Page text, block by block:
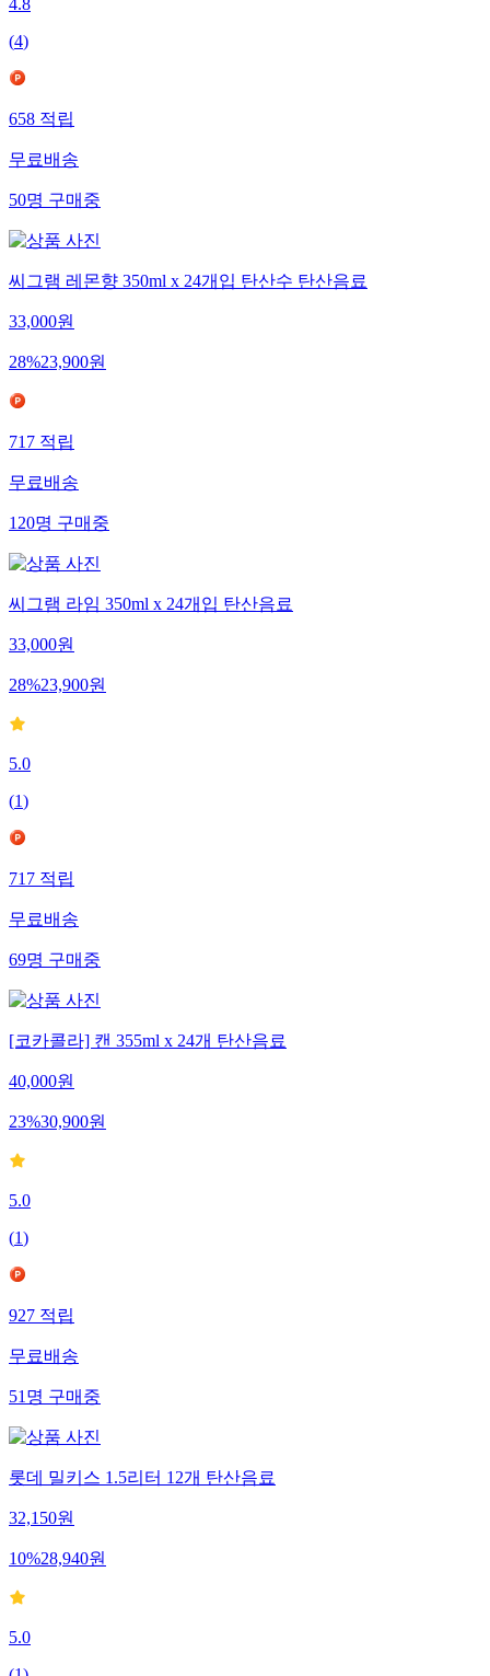
4.8
(4)
658적립
무료배송
50명구매중
씨그램 레몬향 350ml x 24개입 탄산수 탄산음료
33,000원
28%23,900원
717적립
무료배송
120명구매중
씨그램 라임 350ml x 24개입 탄산음료
33,000원
28%23,900원
5.0
(1)
717적립
무료배송
69명구매중
[코카콜라] 캔 355ml x 24개 탄산음료
40,000원
23%30,900원
5.0
(1)
927적립
무료배송
51명구매중
롯데 밀키스 1.5리터 12개 탄산음료
32,150원
10%28,940원
5.0